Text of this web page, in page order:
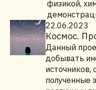
физикой,
22.06.2023
Космос.
Данный
добывать
источников,
полученные